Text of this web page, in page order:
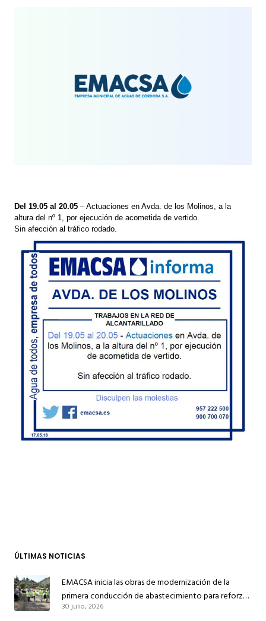
Del 19.05 al 20.05– Actuaciones en Avda. de los Molinos, a la
altura del nº 1, por ejecución de acometida de vertido.
Sin afección al tráfico rodado.
ÚLTIMAS NOTICIAS
EMACSA inicia las obras de modernización de la
primera conducción de abastecimiento para reforzar
el suministro de agua de Córdoba
30 julio, 2026